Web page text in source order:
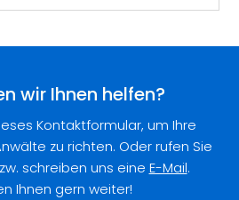
wir Ihnen helfen?
Kontaktformular, um Ihre
zu richten. Oder rufen Sie
schreiben uns eine E-Mail.
Ihnen gern weiter!